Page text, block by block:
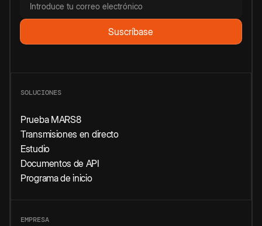
SOLUCIONES
Prueba MARS8
Transmisiones en directo
Estudio
Documentos de API
Programa de inicio
EMPRESA